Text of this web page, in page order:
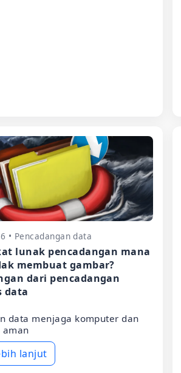
• Pencadangan data
lunak pencadangan mana
membuat gambar?
dari pencadangan
data
data menjaga komputer dan
lanjut